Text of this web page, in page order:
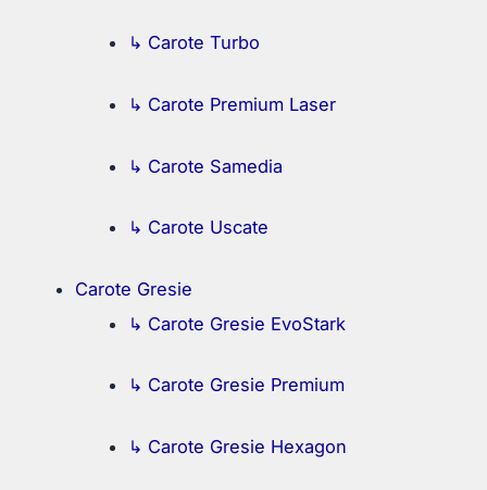
↳ Carote Turbo
↳ Carote Premium Laser
↳ Carote Samedia
↳ Carote Uscate
Carote Gresie
↳ Carote Gresie EvoStark
↳ Carote Gresie Premium
↳ Carote Gresie Hexagon